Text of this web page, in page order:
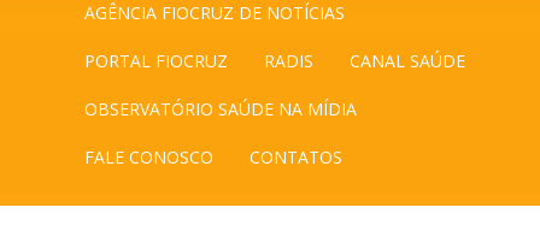
AGÊNCIA FIOCRUZ DE NOTÍCIAS
PORTAL FIOCRUZ RADIS CANAL SAÚDE
OBSERVATÓRIO SAÚDE NA MÍDIA
FALE CONOSCO CONTATOS